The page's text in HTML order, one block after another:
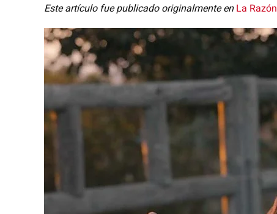
Este artículo fue publicado originalmente enLa Razón